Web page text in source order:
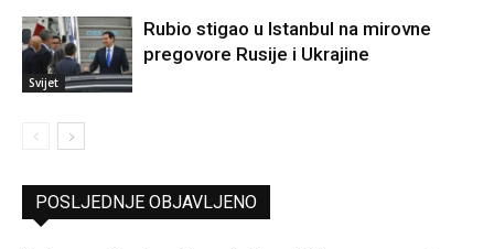
Svijet
Rubio stigao u Istanbul na mirovne
pregovore Rusije i Ukrajine
POSLJEDNJE OBJAVLJENO